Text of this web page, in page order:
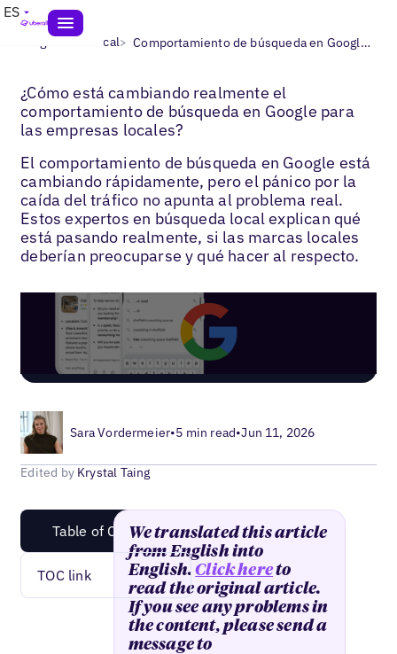
ES
Blogs> SEO local> Comportamiento de búsqueda en Google 2026
¿Cómo está cambiando realmente el
comportamiento de búsqueda en Google para
las empresas locales?
El comportamiento de búsqueda en Google está
cambiando rápidamente, pero el pánico por la
caída del tráfico no apunta al problema real.
Estos expertos en búsqueda local explican qué
está pasando realmente, si las marcas locales
deberían preocuparse y qué hacer al respecto.
Sara Vordermeier•5 min read•Jun 11, 2026
Edited by Krystal Taing
Table of Content
TOC link
We translated this article
from English into
English.Click hereto
read the original article.
If you see any problems in
the content, please send a
message to